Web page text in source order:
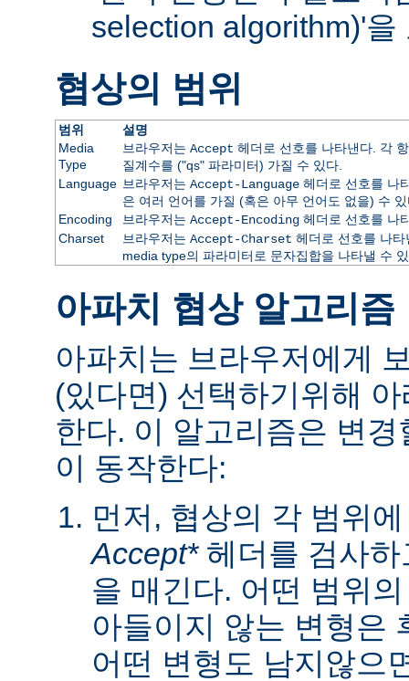
selection algorithm)'을
협상의 범위
범위
설명
Media
Type
브라우저는 Accept 헤더로 선호를 나타낸다. 각
질계수를 ("qs" 파라미터) 가질 수 있다.
Language 브라우저는 Accept-Language헤더로 선호를 나
은 여러 언어를 가질 (혹은 아무 언어도 없을) 수
Encoding
브라우저는 Accept-Encoding헤더로 선호를 나
Charset
브라우저는 Accept-Charset 헤더로 선호를 나
media type의 파라미터로 문자집합을 나타낼 수
아파치 협상 알고리즘
아파치는 브라우저에게
(있다면) 선택하기위해
한다. 이 알고리즘은 변
이 동작한다:
먼저, 협상의 각 범위
Accept*헤더를 검사하
을 매긴다. 어떤 범위
아들이지 않는 변형은
어떤 변형도 남지않으